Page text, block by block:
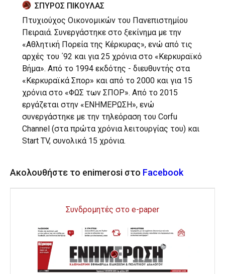
ΣΠΥΡΟΣ ΠΙΚΟΥΛΑΣ
Πτυχιούχος Οικονομικών του Πανεπιστημίου
Πειραιά. Συνεργάστηκε στο ξεκίνημα με την
«Αθλητική Πορεία της Κέρκυρας», ενώ από τις
αρχές του ΄92 και για 25 χρόνια στο «Κερκυραϊκό
Βήμα». Από το 1994 εκδότης - διευθυντής στα
«Κερκυραϊκά Σπορ» και από το 2000 και για 15
χρόνια στο «ΦΩΣ των ΣΠΟΡ». Από το 2015
εργάζεται στην «ΕΝΗΜΕΡΩΣΗ», ενώ
συνεργάστηκε με την τηλεόραση του Corfu
Channel (στα πρώτα χρόνια λειτουργίας του) και
Start TV, συνολικά 15 χρόνια.
Ακολουθήστε το enimerosi στο Facebook
Συνδρομητές στο e-paper